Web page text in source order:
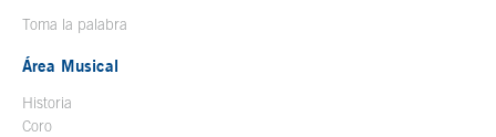
Toma la palabra
Área Musical
Historia
Coro